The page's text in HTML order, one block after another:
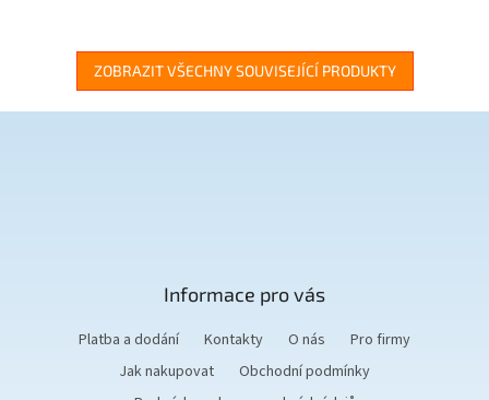
ZOBRAZIT VŠECHNY SOUVISEJÍCÍ PRODUKTY
Informace pro vás
Platba a dodání Kontakty O nás
Pro firmy
Jak nakupovat
Obchodní podmínky